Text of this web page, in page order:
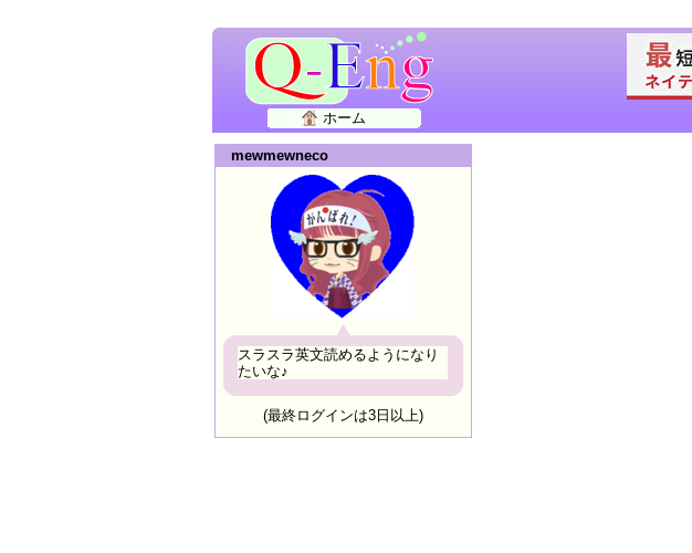
ホーム
mewmewneco
スラスラ英文読めるようになり
たいな♪
(最終ログインは3日以上)